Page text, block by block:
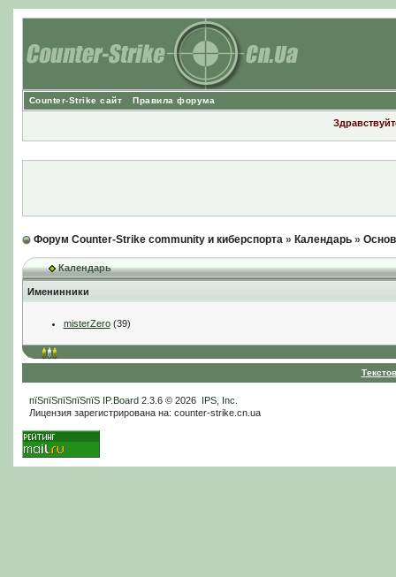
Counter-Strike сайт Правила форума
Форум Counter-Strike community и киберспорта» Календарь»
Календарь
Именинники
misterZero(39)
пїЅпїЅпїЅпїЅпїЅ IP.Board2.3.6 © 2026 IPS, Inc
Лицензия зарегистрирована на: counter-strike.cn.ua